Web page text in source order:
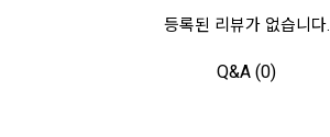
등록된 리뷰가 없습니다.
Q&A (0)